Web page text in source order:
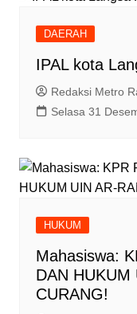
DAERAH
IPAL kota
Redaksi Metro
Selasa 31
HUKUM
Mahasiswa:
DAN HUKUM
CURANG!